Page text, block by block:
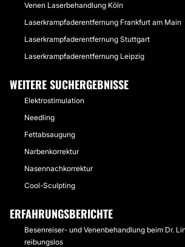
Venen Laserbehandlung Köln
Laserkrampfaderentfernung Frankfurt am Main
Laserkrampfaderentfernung Stuttgart
Laserkrampfaderentfernung Leipzig
WEITERE SUCHERGEBNISSE
Elektrostimulation
Needling
Fettabsaugung
Narbenkorrektur
Nasennachkorrektur
Cool-Sculpting
ERFAHRUNGSBERICHTE
Besenreiser- und Venenbehandlung beim Dr.
reibungslos